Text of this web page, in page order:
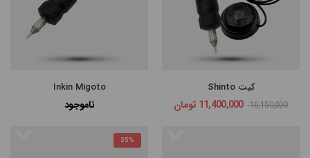
کیت Shinto
16,150,000
11,400,000 تومان
Inkin Migoto
ناموجود
25%